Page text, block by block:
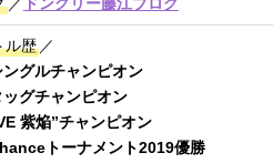
ル歴／
グルチャンピオン
グチャンピオン
紫焔”チャンピオン
トーナメント2019優勝